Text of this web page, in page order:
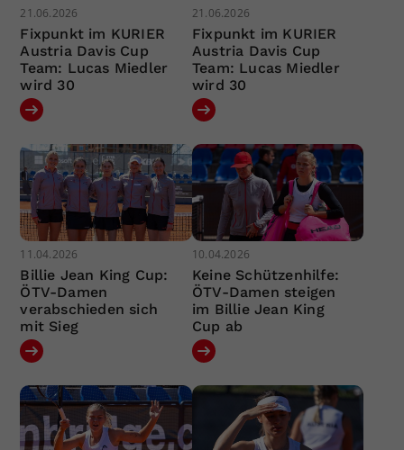
21.06.2026
Fixpunkt im KURIER
Austria Davis Cup
Team: Lucas Miedler
wird 30
21.06.2026
Fixpunkt im KURIER
Austria Davis Cup
Team: Lucas Miedler
wird 30
11.04.2026
Billie Jean King Cup:
ÖTV-Damen
verabschieden sich
mit Sieg
10.04.2026
Keine Schützenhilfe:
ÖTV-Damen steigen
im Billie Jean King
Cup ab